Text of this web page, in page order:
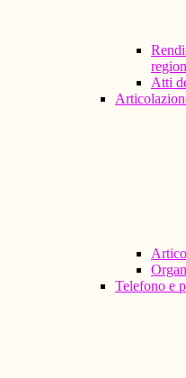
Atti
Telefono e